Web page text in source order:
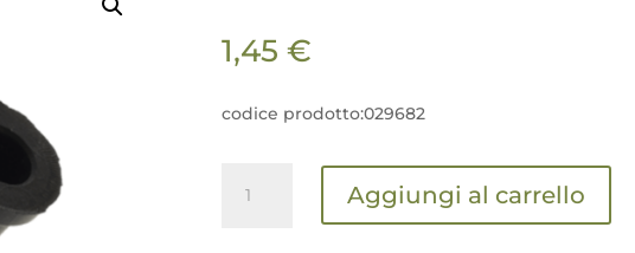
1,45 €
codice prodotto:029682
sfiato
Aggiungi al carrello